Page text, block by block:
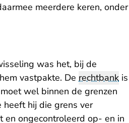
meerdere keren, onder
was het, bij de
vastpakte. De rechtbank is
wel binnen de grenzen
heeft hij die grens ver
en ongecontroleerd op- en in